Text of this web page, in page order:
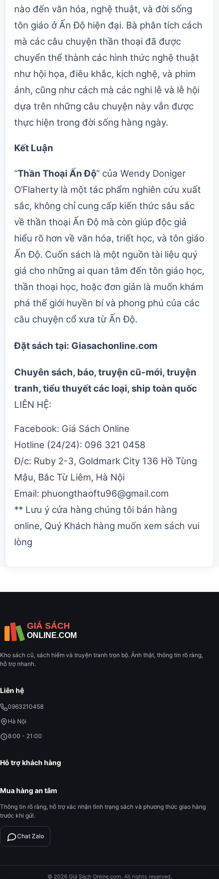
nào đến văn hóa, nghệ thuật, và đời sống
tôn giáo ở Ấn Độ hiện đại. Bà phân tích cách
mà các câu chuyện thần thoại đã được
chuyển thể thành các hình thức nghệ thuật
như hội họa, điêu khắc, kịch nghệ, và phim
ảnh, cũng như cách mà các nghi lễ và lễ hội
dựa trên những câu chuyện này vẫn được
thực hiện trong đời sống hàng ngày.
Kết Luận
“Thần Thoại Ấn Độ” của Wendy Doniger
O’Flaherty là một tác phẩm nghiên cứu xuất
sắc, không chỉ cung cấp kiến thức sâu sắc
về thần thoại Ấn Độ mà còn giúp độc giả
hiểu rõ hơn về văn hóa, triết học, và tôn giáo
Ấn Độ. Cuốn sách là một nguồn tài liệu quý
giá cho những ai quan tâm đến tôn giáo học,
thần thoại học, hoặc đơn giản là muốn khám
phá thế giới huyền bí và phong phú của các
câu chuyện cổ xưa từ Ấn Độ.
Đặt sách tại: Giasachonline.com
Chuyên sách, báo, truyện cũ-mới, truyện
tranh, tiểu thuyết các loại, ship toàn quốc
LIÊN HỆ:
Facebook: Giá Sách Online
Hotline (24/24): 096 321 0458
Đ/c: Ruby 2-3, Goldmark City 136 Hồ Tùng
Mậu, Bắc Từ Liêm, Hà Nội
Email: phuongthaoftu96@gmail.com
** Lưu ý cửa hàng chúng tôi bán hàng
online, Quý Khách hàng muốn xem sách vui
lòng
Kho sách cũ, sách hiếm và truyện tranh trọn bộ. Ảnh thật, thông tin rõ ràng,
hỗ trợ nhanh.
Liên hệ
0963210458
Hà Nội
8:00 - 21:00
Hỗ trợ khách hàng
Mua hàng an tâm
Thông tin rõ ràng, hỗ trợ xác nhận tình trạng sách và phương thức giao hàng
trước khi gửi.
Chat Zalo
© 2026 Giá Sách Online.com. All rights reserved.